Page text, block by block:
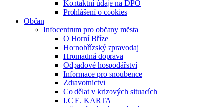
Kontaktní údaje na DPO
Prohlášení o cookies
Občan
Infocentrum pro občany města
O Horní Bříze
Hornobřízský zpravodaj
Hromadná doprava
Odpadové hospodářství
Informace pro snoubence
Zdravotnictví
Co dělat v krizových situacích
I.C.E. KARTA